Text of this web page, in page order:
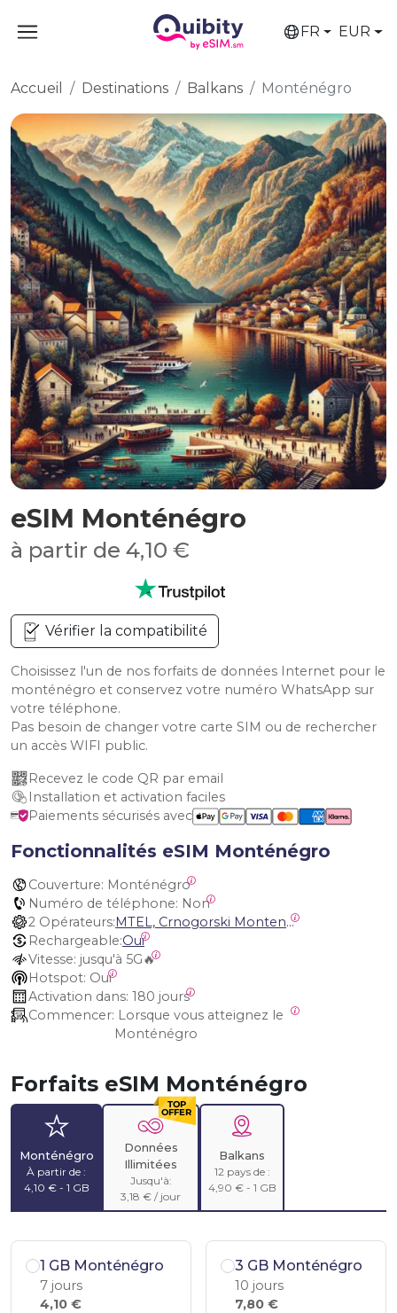
FR EUR
Accueil Destinations Balkans Monténégro
eSIM Monténégro
à partir de 4,10 €
Vérifier la compatibilité
Choisissez l'un de nos forfaits de données Internet pour le
monténégro et conservez votre numéro WhatsApp sur
votre téléphone.
Pas besoin de changer votre carte SIM ou de rechercher
un accès WIFI public.
Recevez le code QR par email
Installation et activation faciles
Paiements sécurisés avec
Fonctionnalités eSIM Monténégro
Couverture: Monténégro
Numéro de téléphone: Non
2 Opérateurs:
MTEL, Crnogorski Montenegro
Rechargeable:Oui
Vitesse: jusqu'à 5G🔥
Hotspot: Oui
Activation dans: 180 jours
Commencer:
Monténégro
Forfaits eSIM Monténégro
Monténégro
À partir de :
4,10 € - 1 GB
Données
Illimitées
Jusqu'à:
3,18 € / jour
Balkans
12 pays de :
4,90 € - 1 GB
1 GB Monténégro
7 jours
4,10 €
3 GB Monténégro
10 jours
7,80 €